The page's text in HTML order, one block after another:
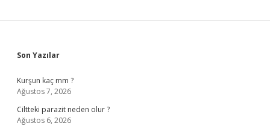
Sidebar
Son Yazılar
Kurşun kaç mm ?
Ağustos 7, 2026
Ciltteki parazit neden olur ?
Ağustos 6, 2026